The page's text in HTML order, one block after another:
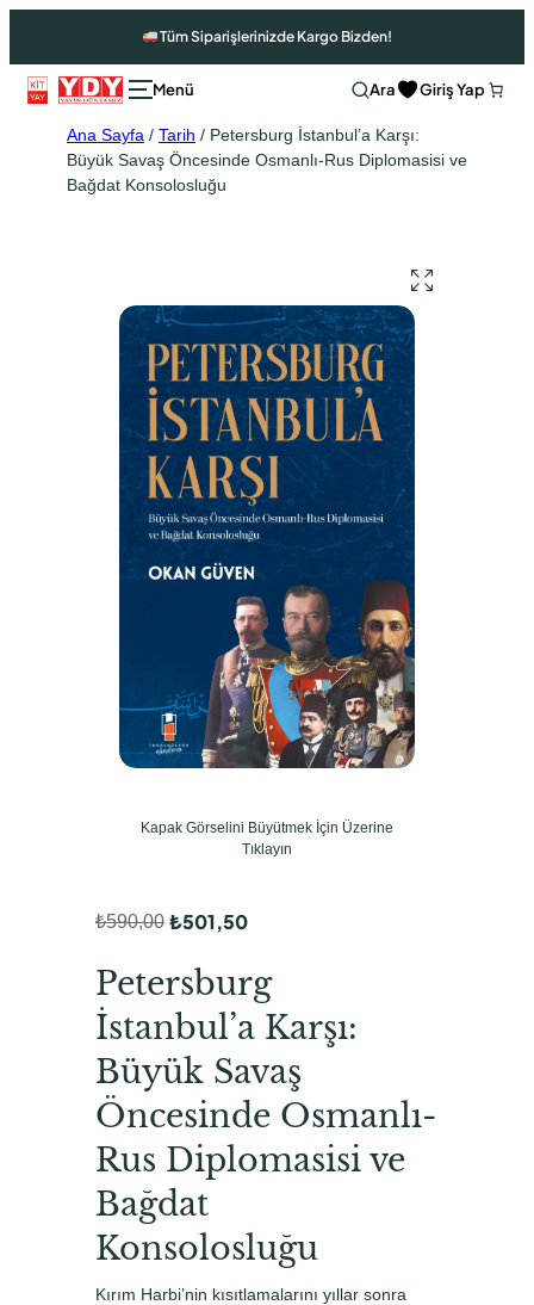
Tüm Siparişlerinizde Kargo Bizden!
Ara Giriş Yap
Ana Sayfa / Tarih / Petersburg İstanbul’a Karşı:
Büyük Savaş Öncesinde Osmanlı-Rus Diplomasisi ve
Bağdat Konsolosluğu
Kapak Görselini Büyütmek İçin Üzerine
Tıklayın
₺590,00
r
i
j
i
n
a
l
f
i
y
₺501,50
u
a
n
d
a
k
i
f
i
y
Petersburg
İstanbul’a Karşı:
Büyük Savaş
Öncesinde Osmanlı-
Rus Diplomasisi ve
Bağdat
Konsolosluğu
Kırım Harbi’nin kısıtlamalarını yıllar sonra